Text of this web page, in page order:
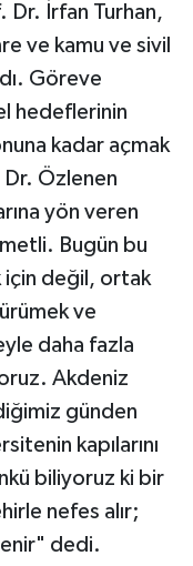
Dr. İrfan Turhan,
ve kamu ve sivil
Göreve
hedeflerinin
kadar açmak
Özlenen
yön veren
Bugün bu
için değil, ortak
ve
daha fazla
Akdeniz
günden
kapılarını
biliyoruz ki bir
nefes alır;
dedi.